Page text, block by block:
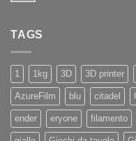
TAGS
1 1kg 3D 3D printer
AzureFilm blu citadel
ender eryone filamento